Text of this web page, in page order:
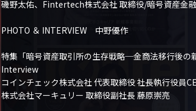
磯野太佑、Fintertech株式会社 取締役/暗号資産金
PHOTO ＆ INTERVIEW　中野優作
特集「暗号資産取引所の生存戦略─金商法移行後の
Interview
コインチェック株式会社 代表取締役 社長執行役員
株式会社マーキュリー 取締役副社長 藤原崇亮